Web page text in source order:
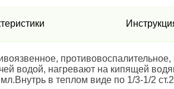
водой, нагревают на кипящей
в теплом виде по 1/3-1/2